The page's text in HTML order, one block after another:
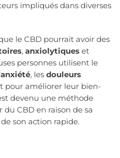
impliqués dans diverses
le CBD pourrait avoir des
, anxiolytiques et
personnes utilisent le
, les douleurs
pour améliorer leur bien-
devenu une méthode
CBD en raison de sa
son action rapide.